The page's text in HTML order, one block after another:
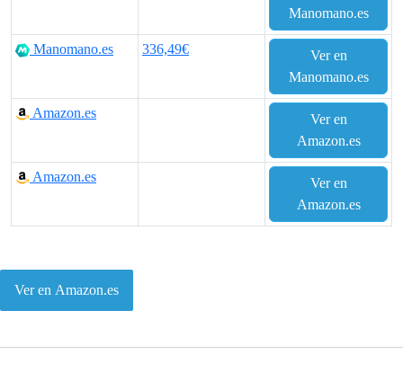
Manomano.es
Manomano.es 336,49€
Ver en
Manomano.es
Amazon.es
Ver en
Amazon.es
Amazon.es
Ver en
Amazon.es
Ver en Amazon.es